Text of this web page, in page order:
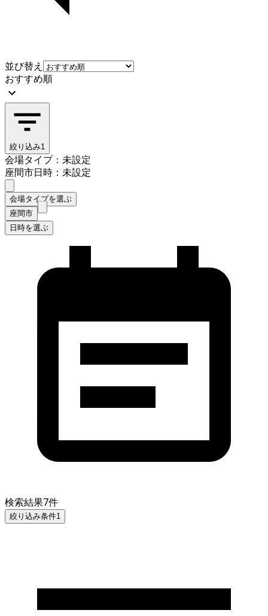
並び替え
おすすめ順
絞り込み1
会場タイプ：未設定
座間市日時：未設定
会場タイプを選ぶ
座間市
日時を選ぶ
検索結果7件
絞り込み条件1